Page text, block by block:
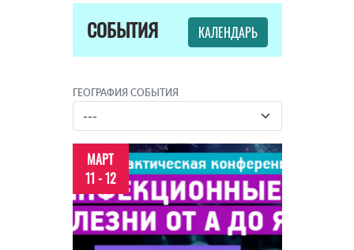
СОБЫТИЯ КАЛЕНДАРЬ
ГЕОГРАФИЯ СОБЫТИЯ
МАРТ
11 - 12